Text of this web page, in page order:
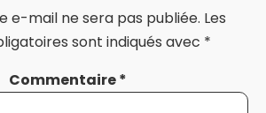
e-mail ne sera pas publiée. Les
sont indiqués avec *
Commentaire*